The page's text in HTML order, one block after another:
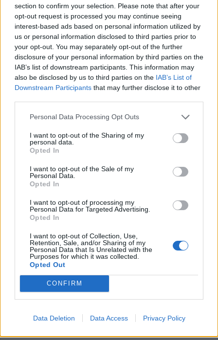
section to confirm your selection. Please note that after your
opt-out request is processed you may continue seeing
interest-based ads based on personal information utilized by
us or personal information disclosed to third parties prior to
your opt-out. You may separately opt-out of the further
disclosure of your personal information by third parties on the
IAB’s list of downstream participants. This information may
also be disclosed by us to third parties on the IAB’s List of
Downstream Participants that may further disclose it to other
Personal Data Processing Opt Outs
I want to opt-out of the Sharing of my
personal data.
Opted In
I want to opt-out of the Sale of my
Personal Data.
Opted In
I want to opt-out of processing my
Personal Data for Targeted Advertising.
Opted In
I want to opt-out of Collection, Use,
Retention, Sale, and/or Sharing of my
Personal Data that Is Unrelated with the
Purposes for which it was collected.
Opted Out
CONFIRM
Data Deletion Data Access Privacy Policy
2007-2008.
Αυτή θα είναι, κατά την ICAC, η μεγαλύτερη μείωση παγκόσμιων
αποθεμάτων βαμβακιού τα τελευταία 8 χρόνια, οφειλόμενη στην κάμψη κατά
5% της παγκόσμιας παραγωγής του προϊόντος - 22,2 εκατ. τόνοι κατά την
τρέχουσα περίοδο, έναντι 23,4 εκατ. την περασμένη και 26,03 εκατ. την
προπερασμένη, αλλά και στην ελαφρά άνοδο κατά 2,5% της παγκόσμιας
Ο συνδυασμός μειωμένης παραγωγής, αυξημένης ζήτησης και αισθητής
κάμψης των παγκόσμιων αποθεμάτων, οδηγούν τώρα την ICAC στο
συμπέρασμα ότι, οι διεθνείς τιμές του βαμβακιού θα κινηθούν περαιτέρω
ότι θα διαμορφωθεί κατά την τρέχουσα εμπορική περίοδοστα 69
αμερικανικά σεντς η λίμπρα
την προηγούμενη εμπορική περίοδο.
Τελευταία τροποποίηση στις9 Δεκεμβρίου 2009, 15:11
Κοινοποιήστε αυτό το άρθρο